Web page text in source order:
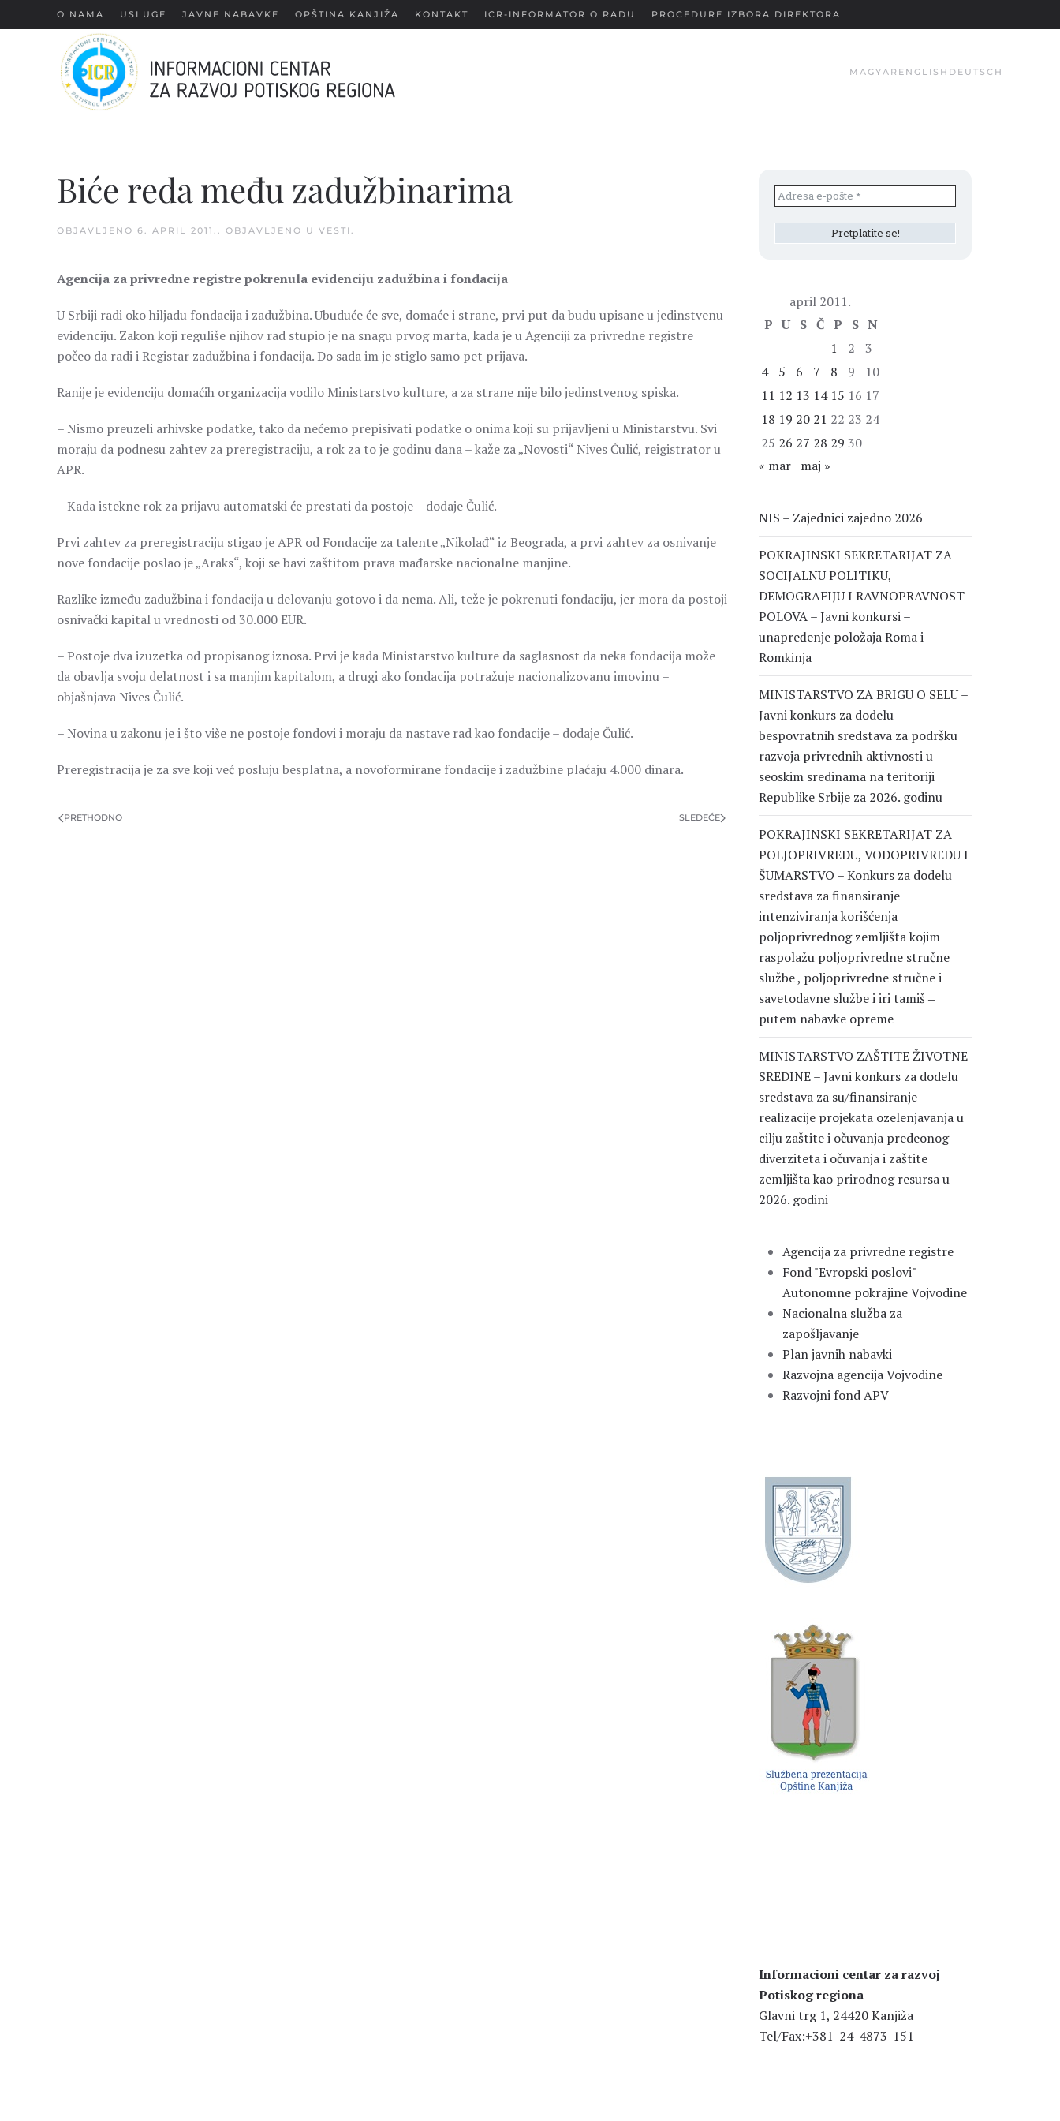
content
О NAMA USLUGE JAVNE NABAVKE OPŠTINA KANJIŽA KONTAKT ICR-INFORMATOR O RADU PROCEDURE IZBORA DIREKTORA
MAGYAR ENGLISH DEUTSCH
Biće reda među zadužbinarima
OBJAVLJENO 6. APRIL 2011. . OBJAVLJENO U VESTI .
Agencija za privredne registre pokrenula evidenciju zadužbina i fondacija
U Srbiji radi oko hiljadu fondacija i zadužbina. Ubuduće će sve, domaće i strane, prvi put da budu upisane u jedinstvenu
evidenciju. Zakon koji reguliše njihov rad stupio je na snagu prvog marta, kada je u Agenciji za privredne registre
počeo da radi i Registar zadužbina i fondacija. Do sada im je stiglo samo pet prijava.
Ranije je evidenciju domaćih organizacija vodilo Ministarstvo kulture, a za strane nije bilo jedinstvenog spiska.
– Nismo preuzeli arhivske podatke, tako da nećemo prepisivati podatke o onima koji su prijavljeni u Ministarstvu. Svi
moraju da podnesu zahtev za preregistraciju, a rok za to je godinu dana – kaže za „Novosti“ Nives Čulić, reigistrator u
APR.
– Kada istekne rok za prijavu automatski će prestati da postoje – dodaje Čulić.
Prvi zahtev za preregistraciju stigao je APR od Fondacije za talente „Nikolađ“ iz Beograda, a prvi zahtev za osnivanje
nove fondacije poslao je „Araks“, koji se bavi zaštitom prava mađarske nacionalne manjine.
Razlike između zadužbina i fondacija u delovanju gotovo i da nema. Ali, teže je pokrenuti fondaciju, jer mora da postoji
osnivački kapital u vrednosti od 30.000 EUR.
– Postoje dva izuzetka od propisanog iznosa. Prvi je kada Ministarstvo kulture da saglasnost da neka fondacija može
da obavlja svoju delatnost i sa manjim kapitalom, a drugi ako fondacija potražuje nacionalizovanu imovinu –
objašnjava Nives Čulić.
– Novina u zakonu je i što više ne postoje fondovi i moraju da nastave rad kao fondacije – dodaje Čulić.
Preregistracija je za sve koji već posluju besplatna, a novoformirane fondacije i zadužbine plaćaju 4.000 dinara.
PRETHODNO SLEDEĆE
april 2011.
P U S Č P S N
1
2
3
4
5 6 7 8 9
10
11 12 13 14 15 16 17
18 19 20 21 22 23 24
25 26 27 28 29 30
« mar maj »
NIS – Zajednici zajedno 2026
POKRAJINSKI SEKRETARIJAT ZA
SOCIJALNU POLITIKU,
DEMOGRAFIJU I RAVNOPRAVNOST
POLOVA – Javni konkursi –
unapređenje položaja Roma i
Romkinja
MINISTARSTVO ZA BRIGU O SELU –
Javni konkurs za dodelu
bespovratnih sredstava za podršku
razvoja privrednih aktivnosti u
seoskim sredinama na teritoriji
Republike Srbije za 2026. godinu
POKRAJINSKI SEKRETARIJAT ZA
POLJOPRIVREDU, VODOPRIVREDU I
ŠUMARSTVO – Konkurs za dodelu
sredstava za finansiranje
intenziviranja korišćenja
poljoprivrednog zemljišta kojim
raspolažu poljoprivredne stručne
službe , poljoprivredne stručne i
savetodavne službe i iri tamiš ‒
putem nabavke opreme
MINISTARSTVO ZAŠTITE ŽIVOTNE
SREDINE – Javni konkurs za dodelu
sredstava za su/finansiranje
realizacije projekata ozelenjavanja u
cilju zaštite i očuvanja predeonog
diverziteta i očuvanja i zaštite
zemljišta kao prirodnog resursa u
2026. godini
Agencija za privredne registre
Fond "Evropski poslovi"
Autonomne pokrajine Vojvodine
Nacionalna služba za
zapošljavanje
Plan javnih nabavki
Razvojna agencija Vojvodine
Razvojni fond APV
Informacioni centar za razvoj
Potiskog regiona
Glavni trg 1, 24420 Kanjiža
Tel/Fax:+381-24-4873-151